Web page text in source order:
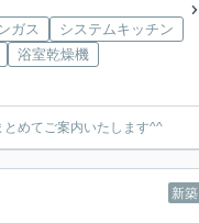
ガス
システムキッチン
浴室乾燥機
めてご案内いたします^^
新築